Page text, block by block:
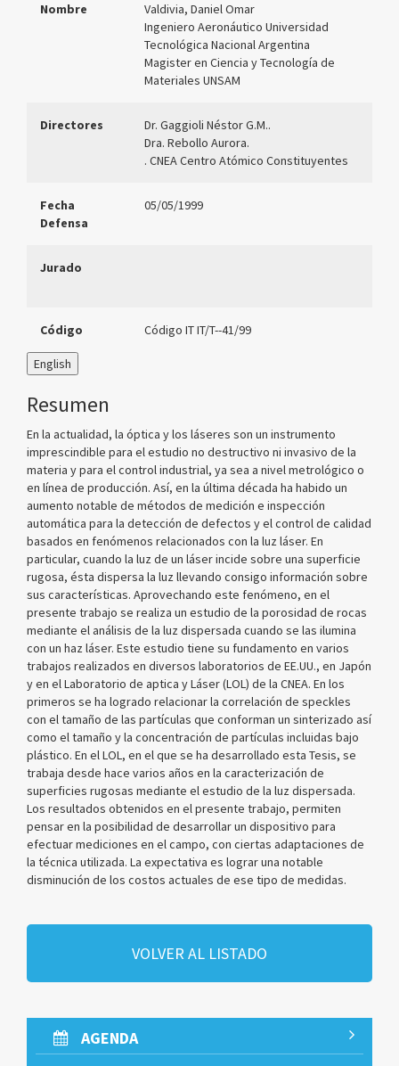
Nombre
Valdivia, Daniel Omar
Ingeniero Aeronáutico Universidad
Tecnológica Nacional Argentina
Magister en Ciencia y Tecnología de
Materiales UNSAM
Directores
Dr. Gaggioli Néstor G.M..
Dra. Rebollo Aurora.
. CNEA Centro Atómico Constituyentes
Fecha
Defensa
05/05/1999
Jurado
Código Código IT IT/T--41/99
English
Resumen
En la actualidad, la óptica y los láseres son un instrumento
imprescindible para el estudio no destructivo ni invasivo de la
materia y para el control industrial, ya sea a nivel metrológico o
en línea de producción. Así, en la última década ha habido un
aumento notable de métodos de medición e inspección
automática para la detección de defectos y el control de calidad
basados en fenómenos relacionados con la luz láser. En
particular, cuando la luz de un láser incide sobre una superficie
rugosa, ésta dispersa la luz llevando consigo información sobre
sus características. Aprovechando este fenómeno, en el
presente trabajo se realiza un estudio de la porosidad de rocas
mediante el análisis de la luz dispersada cuando se las ilumina
con un haz láser. Este estudio tiene su fundamento en varios
trabajos realizados en diversos laboratorios de EE.UU., en Japón
y en el Laboratorio de aptica y Láser (LOL) de la CNEA. En los
primeros se ha logrado relacionar la correlación de speckles
con el tamaño de las partículas que conforman un sinterizado así
como el tamaño y la concentración de partículas incluidas bajo
plástico. En el LOL, en el que se ha desarrollado esta Tesis, se
trabaja desde hace varios años en la caracterización de
superficies rugosas mediante el estudio de la luz dispersada.
Los resultados obtenidos en el presente trabajo, permiten
pensar en la posibilidad de desarrollar un dispositivo para
efectuar mediciones en el campo, con ciertas adaptaciones de
la técnica utilizada. La expectativa es lograr una notable
disminución de los costos actuales de ese tipo de medidas.
VOLVER AL LISTADO
AGENDA